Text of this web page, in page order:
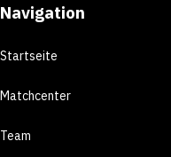
Navigation
Startseite
Matchcenter
Team